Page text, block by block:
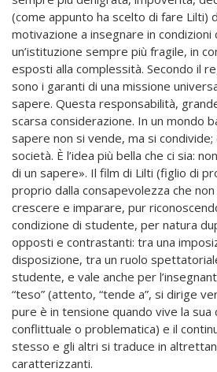
(come appunto ha scelto di fare Lilti)
motivazione a insegnare in condizioni
un’istituzione sempre più fragile, in
esposti alla complessità. Secondo il
sono i garanti di una missione
sapere. Questa responsabilità,
scarsa considerazione. In un mondo
sapere non si vende, ma si condivide;
società. È l’idea più bella che ci sia:
di un sapere». Il film di Lilti (figlio di
proprio dalla consapevolezza che
crescere e imparare, pur
condizione di studente, per natura
opposti e contrastanti: tra una
disposizione, tra un ruolo
studente, e vale anche per
“teso” (attento, “tende a”, si dirige
pure è in tensione quando vive la sua
conflittuale o problematica) e il
stesso e gli altri si traduce in
caratterizzanti.